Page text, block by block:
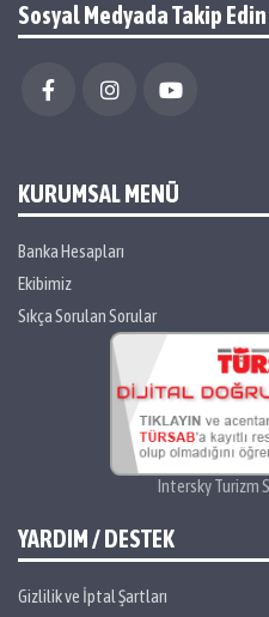
Sosyal Medyada Takip Edin
KURUMSAL MENÜ
Banka Hesapları
Ekibimiz
Sıkça Sorulan Sorular
Intersky Turizm
YARDIM / DESTEK
Gizlilik ve İptal Şartları